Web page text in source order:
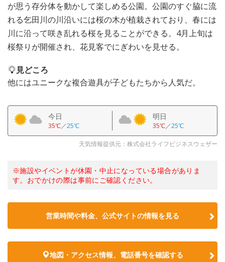
が思う存分体を動かして楽しめる公園。公園のすぐ脇に流
れる乞田川の川沿いには桜の木が植栽されており、春には
川に沿って咲き乱れる桜を見ることができる。4月上旬は
桜祭りが開催され、花見客でにぎわいを見せる。
見どころ
他にはユニークな複合遊具が子どもたちから人気だ。
今日
35℃／25℃
明日
35℃／25℃
天気情報提供元：株式会社ライフビジネスウェザー
※施設やイベントが休園・中止になっている場合がありま
す。おでかけの際は事前にご確認ください。
営業時間や料金、公式サイトの情報を見る
地図・アクセス情報、電話番号を確認する